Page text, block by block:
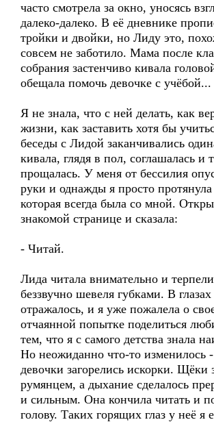
часто смотрела за окно, уносясь
далеко-далеко. В её дневнике
тройки и двойки, но Лиду это,
совсем не заботило. Мама после
собрания застенчиво кивала
обещала помочь девочке с учёбой...
Я не знала, что с ней делать, как
жизни, как заставить хотя бы
беседы с Лидой заканчивались
кивала, глядя в пол, соглашалась и
прощалась. У меня от бессилия
руки и однажды я просто протянула
которая всегда была со мной.
знакомой странице и сказала:
- Читай.
Лида читала внимательно и
беззвучно шевеля губками. В
отражалось, и я уже пожалела о
отчаянной попытке поделиться
тем, что я с самого детства знала
Но неожиданно что-то изменилось -
девочки загорелись искорки. Щёки
румянцем, а дыхание сделалось
и сильным. Она кончила читать и
голову. Таких горящих глаз у неё я